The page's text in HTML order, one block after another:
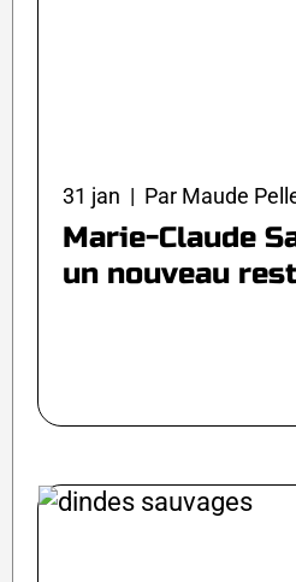
31 jan | Par Maude
Marie-Claude
un nouveau